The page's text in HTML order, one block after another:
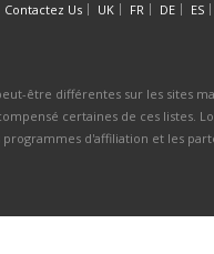
Contactez Us UK FR DE
ES
être différentes sur les sites
certaines de ces listes.
d'affiliation et les